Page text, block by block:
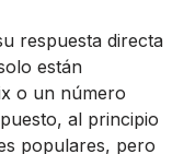
respuesta directa
están
o un número
al principio
populares, pero